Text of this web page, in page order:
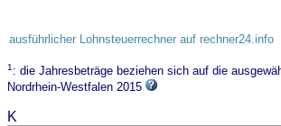
ausführlicher Lohnsteuerrechner auf rechner24.info
1: die Jahresbeträge beziehen sich auf die
Nordrhein-Westfalen 2015
K